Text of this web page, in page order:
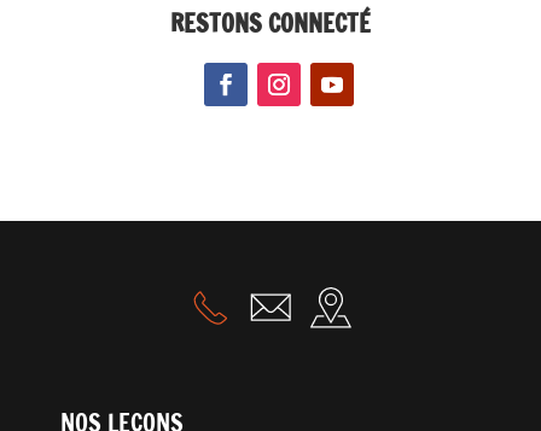
RESTONS CONNECTÉ
NOS LEÇONS